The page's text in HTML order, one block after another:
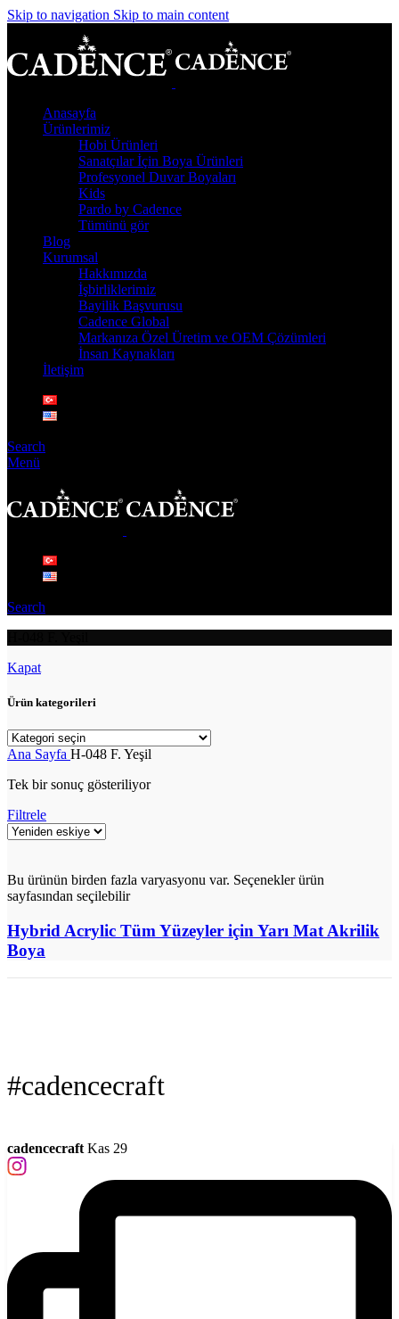
Skip to navigation Skip to main content
Anasayfa
Ürünlerimiz
Hobi Ürünleri
Sanatçılar İçin Boya Ürünleri
Profesyonel Duvar Boyaları
Kids
Pardo by Cadence
Tümünü gör
Blog
Kurumsal
Hakkımızda
İşbirliklerimiz
Bayilik Başvurusu
Cadence Global
Markanıza Özel Üretim ve OEM Çözümleri
İnsan Kaynakları
İletişim
Search
Menü
Search
Kapat
Ürün kategorileri
Ana Sayfa H-048 F. Yeşil
Tek bir sonuç gösteriliyor
Filtrele
Bu ürünün birden fazla varyasyonu var. Seçenekler ürün
sayfasından seçilebilir
Hybrid Acrylic Tüm Yüzeyler için Yarı Mat Akrilik
Boya
#cadencecraft
cadencecraft Kas 29